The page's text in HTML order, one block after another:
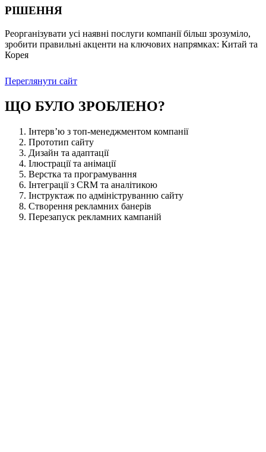
РІШЕННЯ
Реорганізувати усі наявні послуги компанії більш зрозуміло,
зробити правильні акценти на ключових напрямках: Китай та
Корея
Переглянути сайт
ЩО БУЛО ЗРОБЛЕНО?
Інтерв’ю з топ-менеджментом компанії
Прототип сайту
Дизайн та адаптації
Ілюстрації та анімації
Верстка та програмування
Інтеграції з CRM та аналітикою
Інструктаж по адмініструванню сайту
Створення рекламних банерів
Перезапуск рекламних кампаній